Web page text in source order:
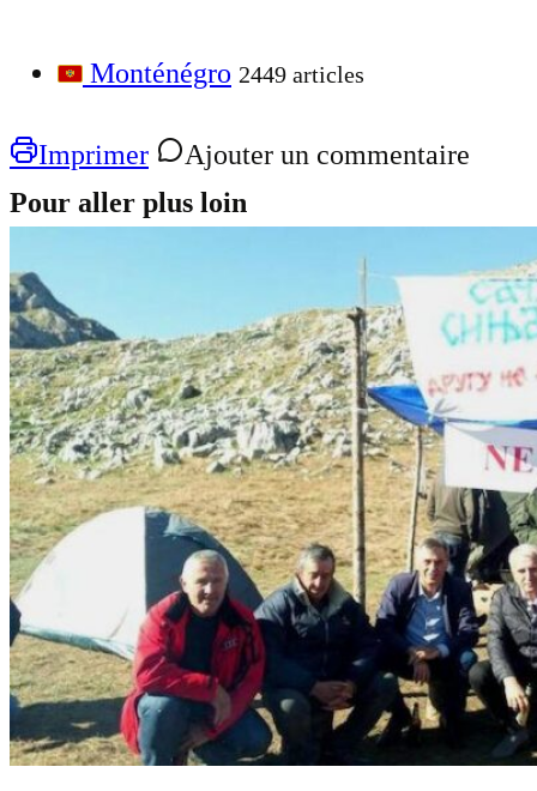
Monténégro 2449 articles
Imprimer
Ajouter un commentaire
Pour aller plus loin